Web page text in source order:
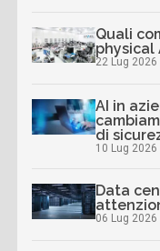
Quali
physical
22 Lug 2026
AI in
di
10 Lug 2026
Data
06 Lug 2026